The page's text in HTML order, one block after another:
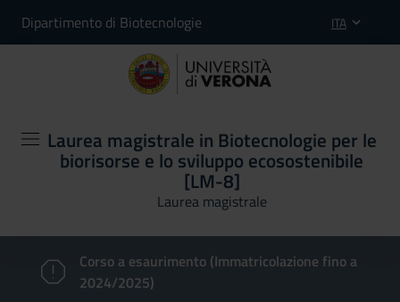
Dipartimento di Biotecnologie ITA
Laurea magistrale in Biotecnologie per le
biorisorse e lo sviluppo ecosostenibile
[LM-8]
Laurea magistrale
Corso a esaurimento (Immatricolazione fino a
2024/2025)